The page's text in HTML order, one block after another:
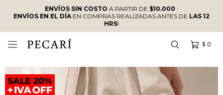
ENVÍOS SIN COSTO A PARTIR DE $10.000 ·
ENVÍOS EN EL DÍAEN COMPRAS REALIZADAS ANTES DE LAS 12
HRS!
$ 0
